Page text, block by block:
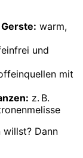
warm,
und
mit
z. B.
willst? Dann